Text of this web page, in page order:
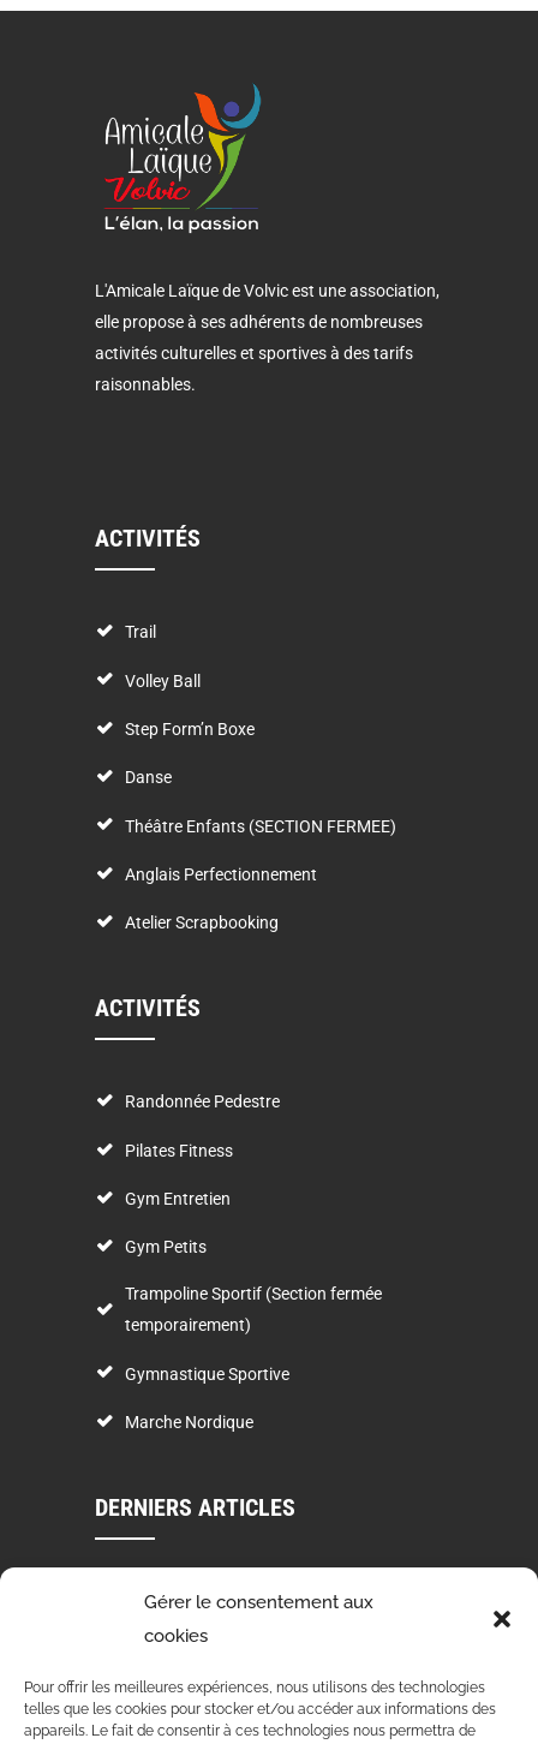
Gérer le consentement aux
cookies
Pour offrir les meilleures expériences, nous utilisons des technologies
telles que les cookies pour stocker et/ou accéder aux informations des
appareils. Le fait de consentir à ces technologies nous permettra de
L'Amicale Laïque de Volvic est une association,
elle propose à ses adhérents de nombreuses
activités culturelles et sportives à des tarifs
raisonnables.
ACTIVITÉS
Trail
Volley Ball
Step Form’n Boxe
Danse
Théâtre Enfants (SECTION FERMEE)
Anglais Perfectionnement
Atelier Scrapbooking
ACTIVITÉS
Randonnée Pedestre
Pilates Fitness
Gym Entretien
Gym Petits
Trampoline Sportif (Section fermée
temporairement)
Gymnastique Sportive
Marche Nordique
DERNIERS ARTICLES
STAGE DE DANSE 4 ET 5 NOVEMBRE 2023
15 Oct 2023